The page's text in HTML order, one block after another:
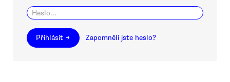
Přihlásit → Zapomněli jste heslo?